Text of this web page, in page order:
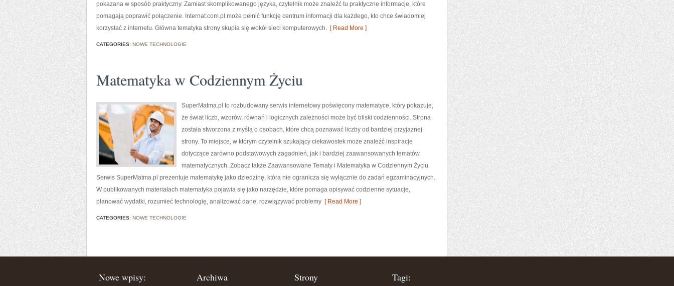
pokazana w sposób praktyczny. Zamiast skomplikowanego języka, czytelnik może znaleźć tu praktyczne informacje, które
pomagają poprawić połączenie. Internat.com.pl może pełnić funkcję centrum informacji dla każdego, kto chce świadomiej
korzystać z internetu. Główna tematyka strony skupia się wokół sieci komputerowych. [ Read More ]
CATEGORIES: NOWE TECHNOLOGIE
Matematyka w Codziennym Życiu
SuperMatma.pl to rozbudowany serwis internetowy poświęcony matematyce, który pokazuje,
że świat liczb, wzorów, równań i logicznych zależności może być bliski codzienności. Strona
została stworzona z myślą o osobach, które chcą poznawać liczby od bardziej przyjaznej
strony. To miejsce, w którym czytelnik szukający ciekawostek może znaleźć inspiracje
dotyczące zarówno podstawowych zagadnień, jak i bardziej zaawansowanych tematów
matematycznych. Zobacz także Zaawansowane Tematy i Matematyka w Codziennym Życiu.
Serwis SuperMatma.pl prezentuje matematykę jako dziedzinę, która nie ogranicza się wyłącznie do zadań egzaminacyjnych.
W publikowanych materiałach matematyka pojawia się jako narzędzie, które pomaga opisywać codzienne sytuacje,
planować wydatki, rozumieć technologię, analizować dane, rozwiązywać problemy [ Read More ]
CATEGORIES: NOWE TECHNOLOGIE
Nowe wpisy: Archiwa Strony Tagi: